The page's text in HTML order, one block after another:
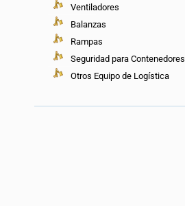
Ventiladores
Balanzas
Rampas
Seguridad para Contenedores
Otros Equipo de Logística